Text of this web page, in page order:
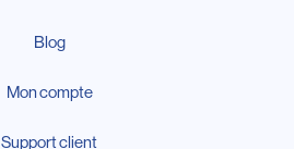
Blog
Mon compte
Support client